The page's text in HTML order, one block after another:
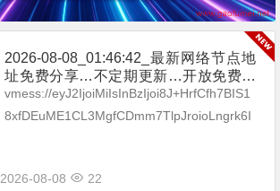
2026-08-08_01:46:42_最新网络节点地
址免费分享…不定期更新…开放免费分
享（网络免费节点香港|日本|韩国|新加
坡|台湾|马来西亚|…
vmess://eyJ2IjoiMiIsInBzIjoi8J+HrfCfh7BIS1
8xfDEuME1CL3MgfCDmm7TlpJroioLngrk6I
2026-08-08 22